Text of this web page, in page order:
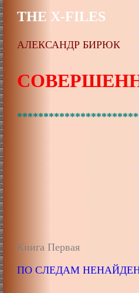
THE X-FILES
АЛЕКСАНДР БИРЮК
Книга Первая
ПО СЛЕДАМ